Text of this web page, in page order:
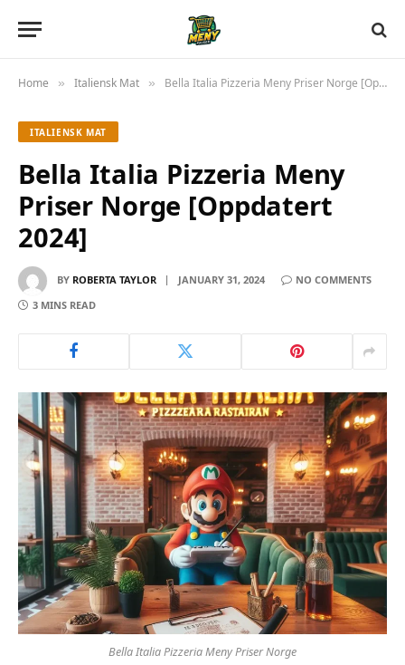
Home » Italiensk Mat » Bella Italia Pizzeria Meny Priser Norge [Oppdatert 2024]
ITALIENSK MAT
Bella Italia Pizzeria Meny
Priser Norge [Oppdatert
2024]
BY ROBERTA TAYLOR JANUARY 31, 2024
NO COMMENTS
3 MINS READ
Bella Italia Pizzeria Meny Priser Norge